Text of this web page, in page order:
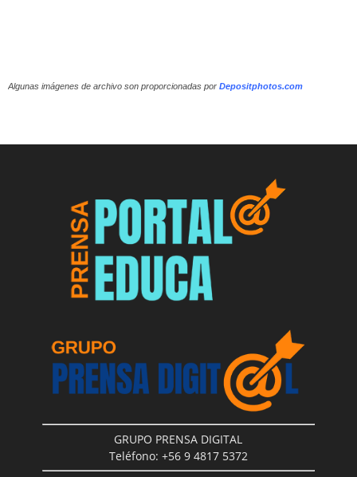
Algunas imágenes de archivo son proporcionadas por Depositphotos.com
GRUPO PRENSA DIGITAL
Teléfono: +56 9 4817 5372